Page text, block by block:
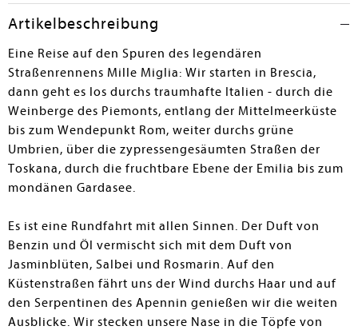
Artikelbeschreibung
Eine Reise auf den Spuren des legendären
Straßenrennens Mille Miglia: Wir starten in Brescia,
dann geht es los durchs traumhafte Italien - durch die
Weinberge des Piemonts, entlang der Mittelmeerküste
bis zum Wendepunkt Rom, weiter durchs grüne
Umbrien, über die zypressengesäumten Straßen der
Toskana, durch die fruchtbare Ebene der Emilia bis zum
mondänen Gardasee.
Es ist eine Rundfahrt mit allen Sinnen. Der Duft von
Benzin und Öl vermischt sich mit dem Duft von
Jasminblüten, Salbei und Rosmarin. Auf den
Küstenstraßen fährt uns der Wind durchs Haar und auf
den Serpentinen des Apennin genießen wir die weiten
Ausblicke. Wir stecken unsere Nase in die Töpfe von